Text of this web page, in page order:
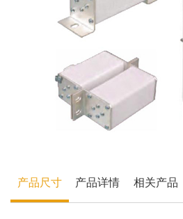
产品尺寸 产品详情 相关产品